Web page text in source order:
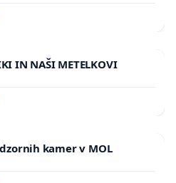
IN NAŠI METELKOVI
kamer v MOL